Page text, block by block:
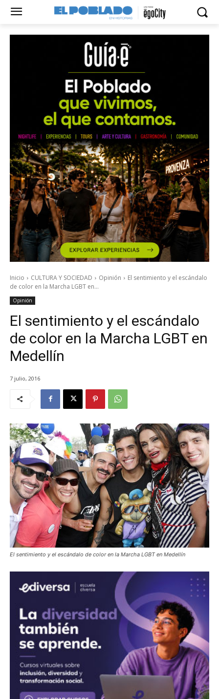
Inicio CULTURA Y SOCIEDAD Opinión
El sentimiento y el escándalo
de color en la Marcha LGBT en...
Opinión
El sentimiento y el escándalo
de color en la Marcha LGBT en
Medellín
7 julio, 2016
El sentimiento y el escándalo de color en la Marcha LGBT en Medellín